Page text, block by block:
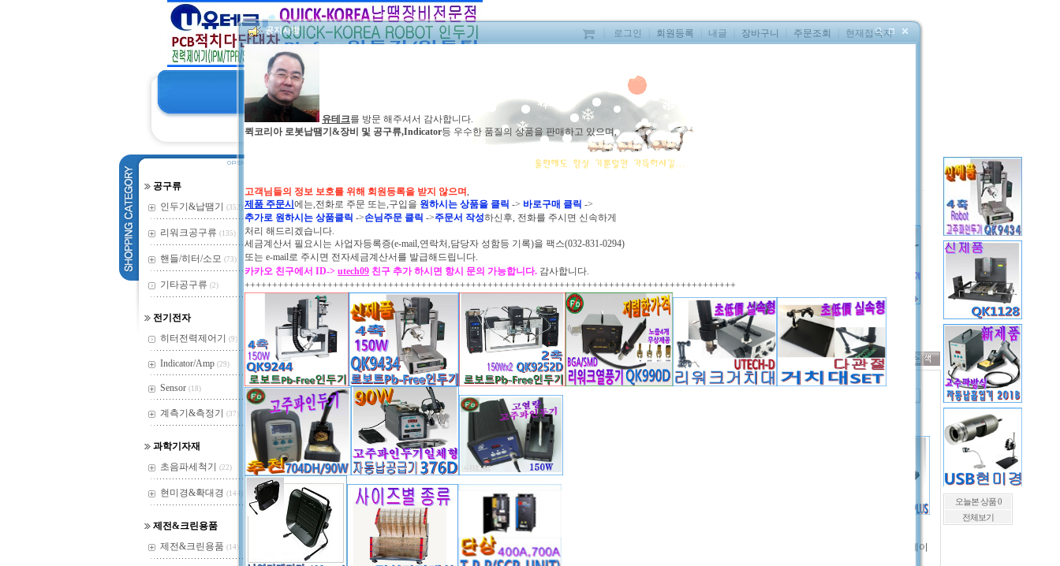
로그인 회원등록 내글 장바구니 주문조회 현재접속자
공구류
인두기&납땜기
(352)
리워크공구류 (135)
핸들/히터/소모 (73)
기타공구류 (2)
전기전자
히터전력제어기
(9)
Indicator/Amp (29)
Sensor (18)
계측기&측정기 (37)
과학기자재
초음파세척기
(22)
현미경&확대경 (144)
제전&크린용품
제전&크린용품 (14)
TOTAL BEST 6
인두기 101P
333,000
자동납공급기 376D
540,000
SMD리워크장비
595,000
로봇인두기/ET9181
2,800,000
인두기 QK704AD
130,000
인두핸들 907G+
개수
제조사순
INDEX : 642
납(무연) HSE02/LFM48
유연납 KR19-RMA/은
로보트인두기 ACC SE
프리히터 테이
오늘본 상품 0
전체보기
공지사항
유테크를 방문 해주셔서 감사합니다.
퀵코리아 로봇납땜기&장비 및 공구류,Indicator등 우수한 품질의 상품을 판매하고 있으며,
고객님들의 정보 보호를 위해 회원등록을 받지 않으며,
제품 주문시 에는,전화로 주문 또는,구입을 원하시는 상품을 클릭 -> 바로구매 클릭 ->
추가로 원하시는 상품클릭 ->손님주문 클릭 ->주문서 작성하신후, 전화를 주시면 신속하게
처리 해드리겠습니다.
세금계산서 필요시는 사업자등록증(e-mail,연락처,담당자 성함등 기록)을 팩스(032-831-0294)
또는 e-mail로 주시면 전자세금계산서를 발급해드립니다.
카카오 친구에서 ID-> utech09 친구 추가 하시면 항시 문의 가능합니다. 감사합니다.
+++++++++++++++++++++++++++++++++++++++++++++++++++++++++++++++++++++++++++++++++++++++++